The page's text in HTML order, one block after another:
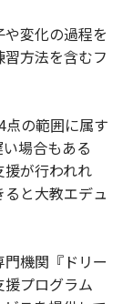
変化の過程を
方法を含むフ
の範囲に属す
場合もある
が行われれ
と大教エデュ
機関『ドリー
プログラム